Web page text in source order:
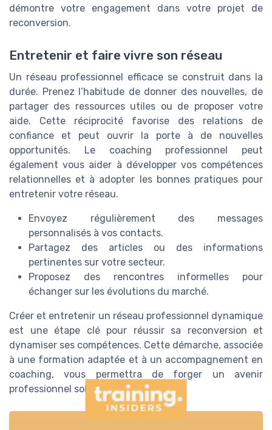
démontre votre engagement dans votre projet de
reconversion.
Entretenir et faire vivre son réseau
Un réseau professionnel efficace se construit dans la
durée. Prenez l’habitude de donner des nouvelles, de
partager des ressources utiles ou de proposer votre
aide. Cette réciprocité favorise des relations de
confiance et peut ouvrir la porte à de nouvelles
opportunités. Le coaching professionnel peut
également vous aider à développer vos compétences
relationnelles et à adopter les bonnes pratiques pour
entretenir votre réseau.
Envoyez régulièrement des messages
personnalisés à vos contacts.
Partagez des articles ou des informations
pertinentes sur votre secteur.
Proposez des rencontres informelles pour
échanger sur les évolutions du marché.
Créer et entretenir un réseau professionnel dynamique
est une étape clé pour réussir sa reconversion et
dynamiser ses compétences. Cette démarche, associée
à une formation adaptée et à un accompagnement en
coaching, vous permettra de forger un avenir
professionnel solide et épanouissant.